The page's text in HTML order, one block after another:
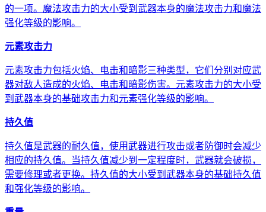
的一项。魔法攻击力的大小受到武器本身的魔法攻击力和魔法
强化等级的影响。
元素攻击力
元素攻击力包括火焰、电击和暗影三种类型，它们分别对应武
器对敌人造成的火焰、电击和暗影伤害。元素攻击力的大小受
到武器本身的基础攻击力和元素强化等级的影响。
持久值
持久值是武器的耐久值，使用武器进行攻击或者防御时会减少
相应的持久值。当持久值减少到一定程度时，武器就会破损，
需要修理或者更换。持久值的大小受到武器本身的基础持久值
和强化等级的影响。